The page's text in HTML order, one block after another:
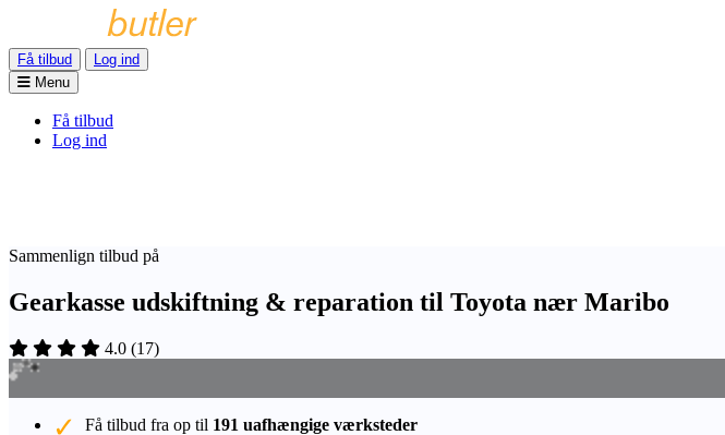
Få tilbud
Log ind
Menu
Få tilbud
Log ind
Sammenlign tilbud på
Gearkasse udskiftning & reparation til Toyota nær Maribo
4.0 (17)
Få tilbud fra op til 191 uafhængige værksteder